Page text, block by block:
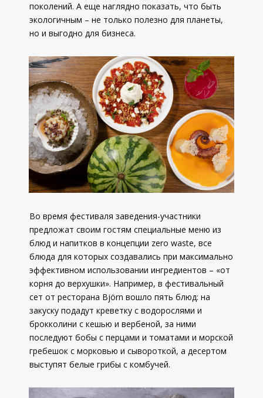
поколений. А еще наглядно показать, что быть
экологичным – не только полезно для планеты,
но и выгодно для бизнеса.
Во время фестиваля заведения-участники
предложат своим гостям специальные меню из
блюд и напитков в концепции zero waste, все
блюда для которых создавались при максимально
эффективном использовании ингредиентов – «от
корня до верхушки». Например, в фестивальный
сет от ресторана Björn вошло пять блюд: на
закуску подадут креветку с водорослями и
брокколини с кешью и вербеной, за ними
последуют бобы с перцами и томатами и морской
гребешок с морковью и сывороткой, а десертом
выступят белые грибы с комбучей.